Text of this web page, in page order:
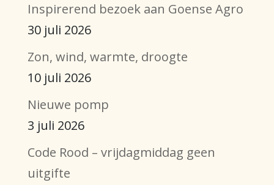
Inspirerend bezoek aan Goense Agro
30 juli 2026
Zon, wind, warmte, droogte
10 juli 2026
Nieuwe pomp
3 juli 2026
Code Rood – vrijdagmiddag geen
uitgifte